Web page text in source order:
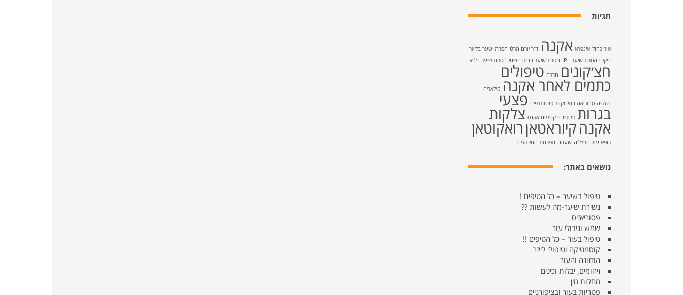
תגיות
אור כחול אינפרא אקנה ד״ר יורם הרטֿ הסרת ישער בלייזר
ביקיני הסרת שיער IPL הסרת שיער בבתי השחי הסרת שיער בלייזר
חצ׳קונים חררה טיפולים
כתמים לאחר אקנה מילאריה
מילריה סבוריאה בתינוקות פוטותרפיה פצעי
בגרות פרופיוניבקטריום אקנס צלקות
אקנהקיוראטאןרואקוטאן
רופא עור הרצליה שעווה תפרחת החיתולים
נושאים באתר:
טיפול בשיער – כל הטיפים !
נשירת שיער-מה לעשות ??
פסוריאזיס
שמש וגידולי עור
טיפול בעור – כל הטיפים !!
קוסמטיקה וטיפולי לייזר
התזונה והעור
זיהומים, יבלות וכינים
מחלות מין
פטריות בעור ובציפורניים